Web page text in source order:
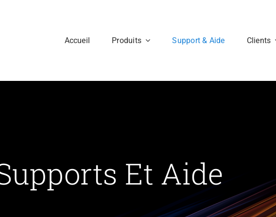
Accueil Produits
Numérisations
Flashside
MAM Restauration
Support & Aide Clients
Et Aide